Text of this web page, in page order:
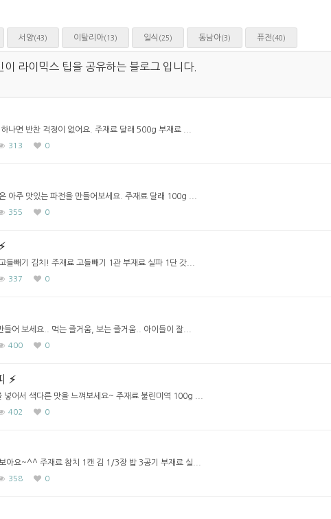
서양(43) 이탈리아(13) 일식 (25) 동남아(3) 퓨전 (40)
라이믹스 팁을 공유하는 블로그 입니다.
나면 반찬 걱정이 없어요. 주재료 달래 500g 부재료 ...
313 0
아주 맛있는 파전을 만들어보세요. 주재료 달래 100g ...
355 0
들빼기 김치! 주재료 고들빼기 1관 부재료 실파 1단 갓...
337 0
들어 보세요.. 먹는 즐거움, 보는 즐거움.. 아이들이 잘...
400 0
넣어서 색다른 맛을 느껴보세요~ 주재료 불린미역 100g ...
402 0
아요~^^ 주재료 참치 1캔 김 1/3장 밥 3공기 부재료 실...
358 0